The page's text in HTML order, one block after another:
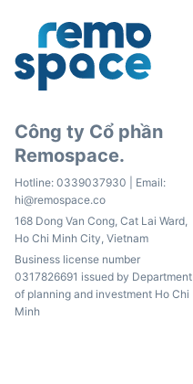
Công ty Cổ phần
Remospace.
Hotline: 0339037930 | Email:
hi@remospace.co
168 Dong Van Cong, Cat Lai Ward,
Ho Chi Minh City, Vietnam
Business license number
0317826691 issued by Department
of planning and investment Ho Chi
Minh